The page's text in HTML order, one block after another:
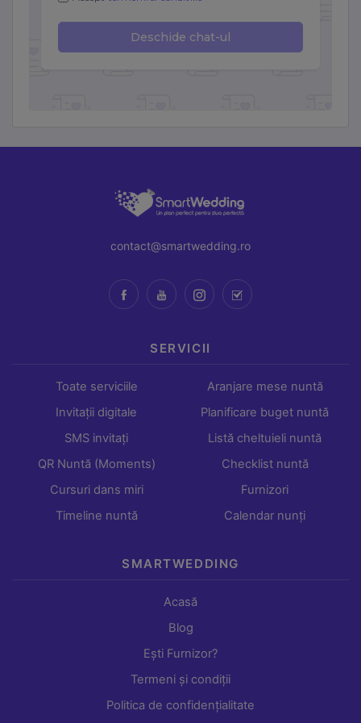
contact@smartwedding.ro
SERVICII
Toate serviciile
Invitații digitale
SMS invitați
QR Nuntă (Moments)
Cursuri dans miri
Timeline nuntă
Aranjare mese nuntă
Planificare buget nuntă
Listă cheltuieli nuntă
Checklist nuntă
Furnizori
Calendar nunți
SMARTWEDDING
Acasă
Blog
Ești Furnizor?
Termeni și condiții
Politica de confidențialitate